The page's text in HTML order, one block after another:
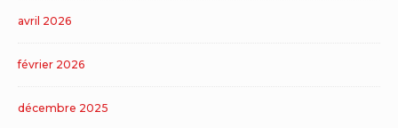
avril 2026
février 2026
décembre 2025